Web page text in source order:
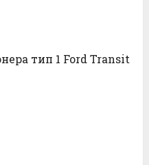
тип 1 Ford Transit